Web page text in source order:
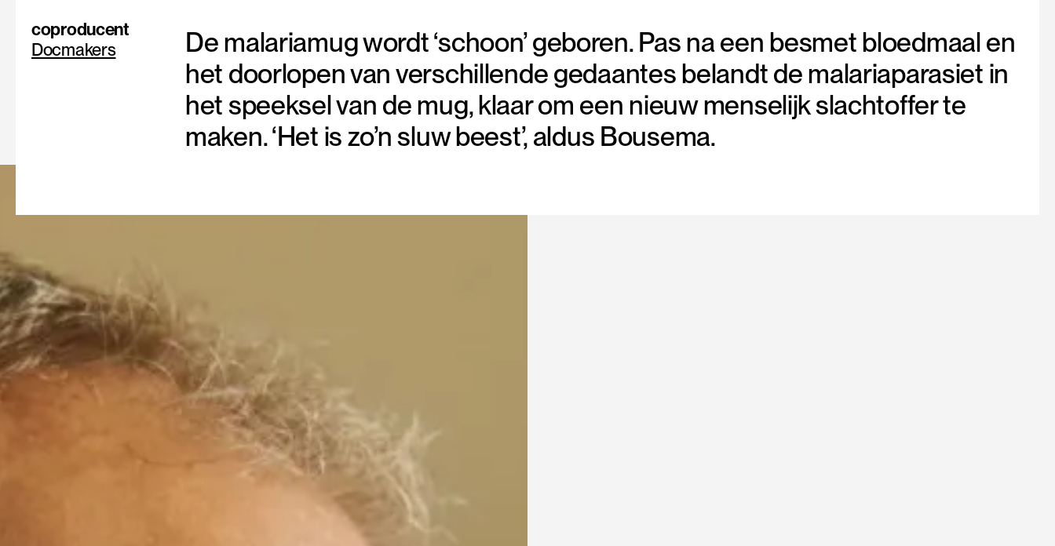
coproducent
Docmakers
De malariamug wordt ‘schoon’ geboren. Pas na een besmet bloedmaal en
het doorlopen van verschillende gedaantes belandt de malariaparasiet in
het speeksel van de mug, klaar om een nieuw menselijk slachtoffer te
maken. ‘Het is zo’n sluw beest’, aldus Bousema.